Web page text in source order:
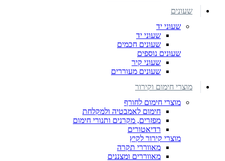
שעונים
שעוני יד
שעוני יד
שעונים חכמים
שעונים נוספים
שעוני קיר
שעונים מעוררים
מוצרי חימום וקירור
מוצרי חימום לחורף
חימום לאמבטיה ולמקלחת
מפזרים, מקרנים ותנורי חימום
רדיאטורים
מוצרי קירור לקיץ
מאווררי תקרה
מאווררים ומצננים